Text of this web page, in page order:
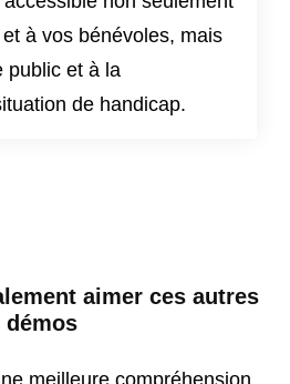
à vos bénévoles, mais
public et à la
de handicap.
aimer ces autres
démos